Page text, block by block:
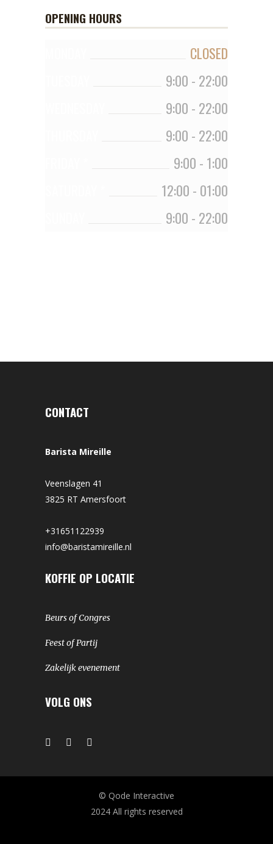
OPENING HOURS
CLOSED
9:00 - 22:00
9:00 - 22:00
9:00 - 22:00
9:00 - 1:00
12:00 - 01:00
9:00 - 22:00
CONTACT
Barista Mireille
Veenslagen 41
3825 RT Amersfoort
+31651122939
info@baristamireille.nl
KOFFIE OP LOCATIE
Beurs of Congres
Feest of Partij
Zakelijk evenement
VOLG ONS
© Qode Interactive
2024 All rights reserved